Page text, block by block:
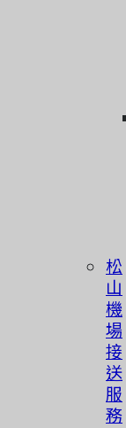
松
山
機
場
接
送
服
務